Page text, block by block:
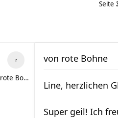
Seite
rote Bohne
von rote Bohne
Line, herzlichen
Super geil! Ich